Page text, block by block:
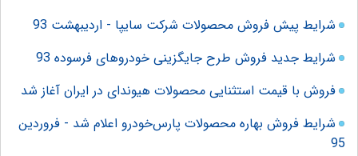
شرایط پیش فروش محصولات شرکت سایپا - اردیبهشت 93
شرايط جديد ‌فروش طرح جايگزينی خودروهای فرسوده 93
فروش با قیمت استثنایی محصولات هیوندای در ایران آغاز شد
شرایط فروش بهاره محصولات پارس‌خودرو اعلام شد - فروردین
95